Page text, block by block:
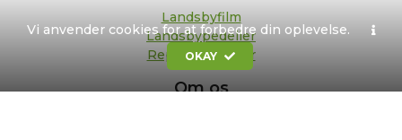
Vi anvender cookies for at forbedre din oplevelse.
OKAY
Landsbyfilm
Landsbypedeller
Repræsentanter
Om os